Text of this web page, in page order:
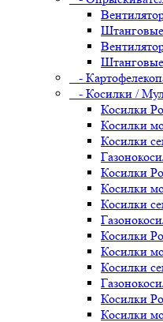
-
- Косилки /
Косилки
Косилки
Косилки
Косилки
Косилки
Косилки
Косилки
Косилки
Косилки
Косилки
Косилки